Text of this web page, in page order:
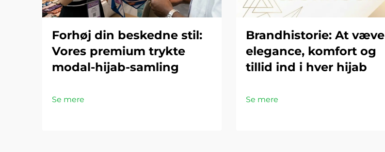
Forhøj din beskedne stil:
Vores premium trykte
modal-hijab-samling
Se mere
Brandhistorie: At væve
elegance, komfort og
tillid ind i hver hijab
Se mere